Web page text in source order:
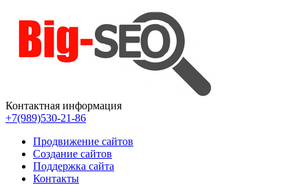
Продвижение сайтов в Ростове-на-Дону
Продвижение сайтов в поисковых системах Яндекс и Гугл по
Контактная информация
+7(989)530-21-86
Продвижение сайтов
Создание сайтов
Поддержка сайта
Контакты